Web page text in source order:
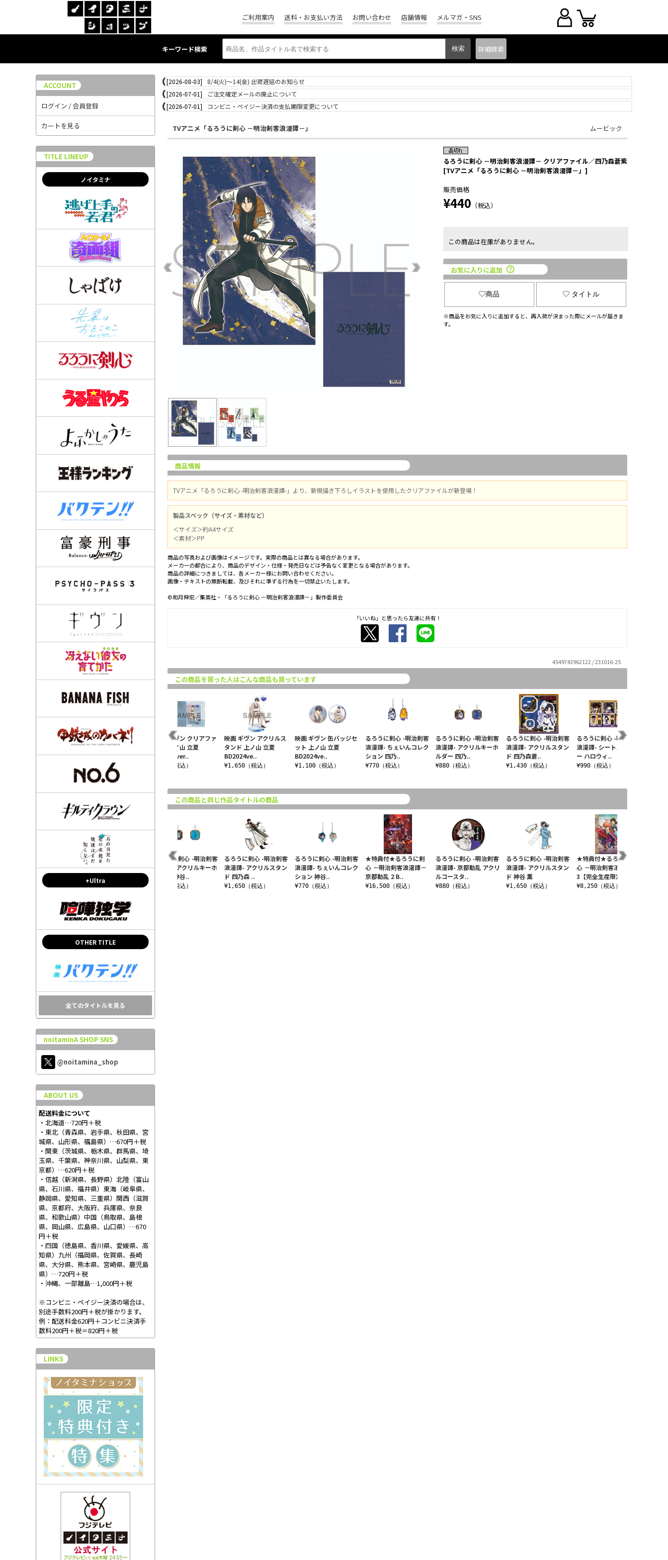
ご利用案内 送料・お支払い方法 お問い合わせ 店舗情報 メルマガ・SNS
キーワード検索 詳細検索
ACCOUNT
ログイン / 会員登録
カートを見る
TITLE LINEUP
ノイタミナ
+Ultra
OTHER TITLE
全てのタイトルを見る
noitaminA SHOP SNS
@noitamina_shop
ABOUT US
配送料金について
・北海道…720円＋税
・東北（青森県、岩手県、秋田県、宮
城県、山形県、福島県）…670円＋税
・関東（茨城県、栃木県、群馬県、埼
玉県、千葉県、神奈川県、山梨県、東
京都）…620円＋税
・信越（新潟県、長野県）北陸（富山
県、石川県、福井県）東海（岐阜県、
静岡県、愛知県、三重県）関西（滋賀
県、京都府、大阪府、兵庫県、奈良
県、和歌山県）中国（鳥取県、島根
県、岡山県、広島県、山口県）…670
円＋税
・四国（徳島県、香川県、愛媛県、高
知県）九州（福岡県、佐賀県、長崎
県、大分県、熊本県、宮崎県、鹿児島
県）…720円＋税
・沖縄、一部離島…1,000円＋税
※コンビニ・ペイジー決済の場合は、
別途手数料200円＋税が掛かります。
例：配送料金620円＋コンビニ決済手
数料200円＋税＝820円＋税
LINKS
[2026-08-03]
8/4(火)～14(金) 出荷遅延のお知らせ
[2026-07-01]
ご注文確定メールの廃止について
[2026-07-01]
コンビニ・ペイジー決済の支払期限変更について
TVアニメ「るろうに剣心 －明治剣客浪漫譚－」 ムービック
るろうに剣心 －明治剣客浪漫譚－ クリアファイル／四乃森蒼紫
[TVアニメ「るろうに剣心 －明治剣客浪漫譚－」]
販売価格
¥440 （税込）
この商品は在庫がありません。
お気に入りに追加
商品 タイトル
※商品をお気に入りに追加すると、再入荷が決まった際にメールが届きま
す。
商品情報
TVアニメ「るろうに剣心 -明治剣客浪漫譚-」より、新規描き下ろしイラストを使用したクリアファイルが新登場！
製品スペック（サイズ・素材など）
＜サイズ＞約A4サイズ
＜素材＞PP
商品の写真および画像はイメージです。実際の商品とは異なる場合があります。
メーカーの都合により、商品のデザイン・仕様・発売日などは予告なく変更となる場合があります。
商品の詳細につきましては、各メーカー様にお問い合わせください。
画像・テキストの無断転載、及びそれに準ずる行為を一切禁止いたします。
©和月伸宏／集英社・「るろうに剣心 －明治剣客浪漫譚－」製作委員会
「いいね」と思ったら友達に共有！
4549743962122 / 231016-25
この商品を買った人はこんな商品も買っています
るろうに剣心 -明治剣客
浪漫譚- ちぇいんコレク
ション 四乃..
¥770（税込）
るろうに剣心 -明治剣客
浪漫譚- アクリルキーホ
ルダー 四乃..
¥880（税込）
るろうに剣心 -明治剣客
浪漫譚- アクリルスタン
ド 四乃森蒼..
¥1,430（税込）
るろうに剣心 -明治剣客
浪漫譚- シートステッカ
ー ハロウィ..
¥990（税込）
るろうに剣心 -明治剣客
浪漫譚- プライムアクリ
ルキーホルダ..
るろうに剣心 -明治剣客
浪漫譚- 描き下ろしプラ
イムアクリル..
¥1,100（税込）
映画 ギヴン クリアファ
イル 上ノ山 立夏
BD2024ver..
¥500（税込）
映画 ギヴン アクリルス
タンド 上ノ山 立夏
BD2024ve..
¥1,650（税込）
映画 ギヴン 缶バッジセ
ット 上ノ山 立夏
BD2024ve..
¥1,100（税込）
この商品と同じ作品タイトルの商品
★特典付★るろうに剣
心 －明治剣客浪漫譚－
京都動乱 2 B..
¥16,500（税込）
るろうに剣心 -明治剣客
浪漫譚- 京都動乱 アクリ
ルコースタ..
¥880（税込）
るろうに剣心 -明治剣客
浪漫譚- アクリルスタン
ド 神谷 薫
¥1,650（税込）
★特典付★るろうに剣
心 －明治剣客浪漫譚－
3【完全生産限定..
¥8,250（税込）
浪漫譚- アクリルスタン
ド 相楽左之..
¥1,430（税込）
るろうに剣心 -明治剣客
浪漫譚- アクリルキーホ
ルダー 緋村..
¥880（税込）
るろうに剣心 -明治剣客
浪漫譚- アクリルキーホ
ルダー 神谷..
¥880（税込）
るろうに剣心 -明治剣客
浪漫譚- アクリルスタン
ド 四乃森 ..
¥1,650（税込）
るろうに剣心 -明治剣客
浪漫譚- ちぇいんコレク
ション 神谷..
¥770（税込）